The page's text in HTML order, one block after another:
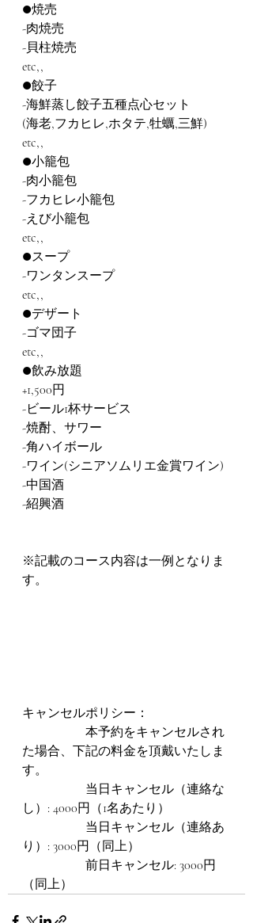
●焼売
-肉焼売
-貝柱焼売
etc,,
●餃子
-海鮮蒸し餃子五種点心セット
(海老,フカヒレ,ホタテ,牡蠣,三鮮)
etc,,
●小籠包
-肉小籠包
-フカヒレ小籠包
-えび小籠包
etc,,
●スープ
-ワンタンスープ
etc,,
●デザート
-ゴマ団子
etc,,
●飲み放題
+1,500円
-ビール1杯サービス
-焼酎、サワー
-角ハイボール
-ワイン(シニアソムリエ金賞ワイン)
-中国酒
-紹興酒
※記載のコース内容は一例となりま
す。
キャンセルポリシー：
た場合、下記の料金を頂戴いたしま
す。
し）: 4000円（1名あたり）
り）: 3000円（同上）
（同上）